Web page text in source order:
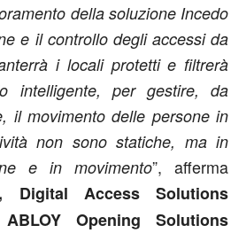
della soluzione Incedo
e il controllo degli accessi da
i locali protetti e filtrerà
intelligente, per gestire, da
il movimento delle persone in
non sono statiche, ma in
e in movimento”, afferma
Digital Access Solutions
Opening Solutions